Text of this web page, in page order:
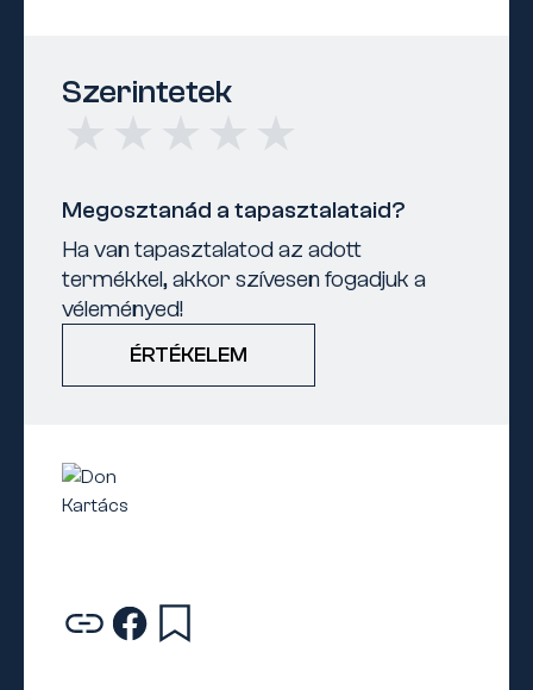
Szerintetek
Megosztanád a tapasztalataid?
Ha van tapasztalatod az adott
termékkel, akkor szívesen fogadjuk a
véleményed!
ÉRTÉKELEM